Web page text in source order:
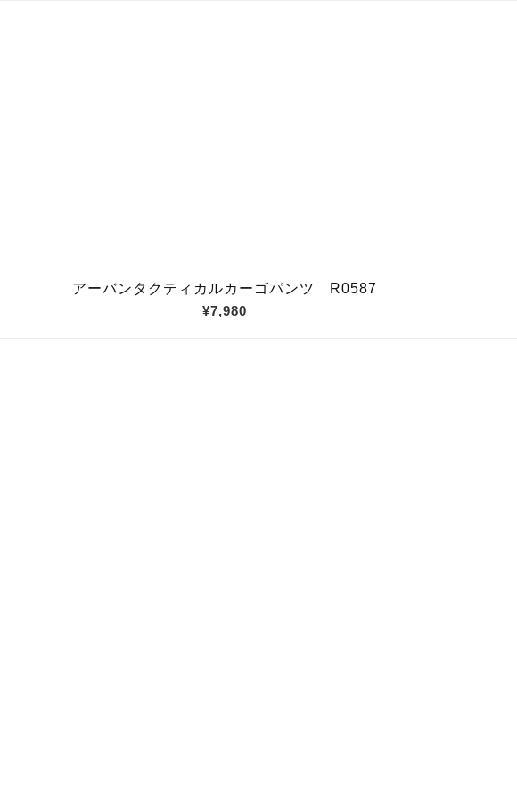
アーバンタクティカルカーゴパンツ R0587
¥7,980